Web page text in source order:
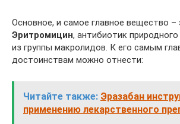
Основное, и самое главное вещество –
Эритромицин, антибиотик
из группы макролидов. К его самым
достоинствам можно отнести:
Читайте также: Эразабан
применению лекарственного